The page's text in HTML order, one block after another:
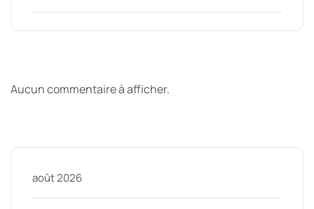
Aucun commentaire à afficher.
août 2026